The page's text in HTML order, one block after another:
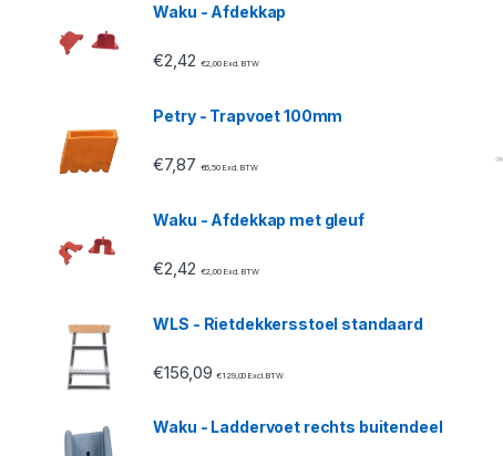
Waku - Afdekkap
€2,42 €2,00Excl. BTW
Petry - Trapvoet 100mm
€7,87 €6,50Excl. BTW
Waku - Afdekkap met gleuf
€2,42 €2,00Excl. BTW
WLS - Rietdekkersstoel standaard
€156,09 €129,00 Excl. BTW
Waku - Laddervoet rechts buitendeel